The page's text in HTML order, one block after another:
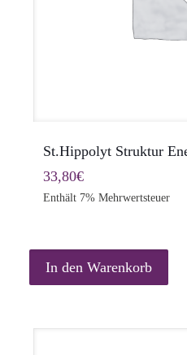
St.Hippolyt Struktur
33,80€
Enthält 7% Mehrwertsteuer
In den Warenkorb